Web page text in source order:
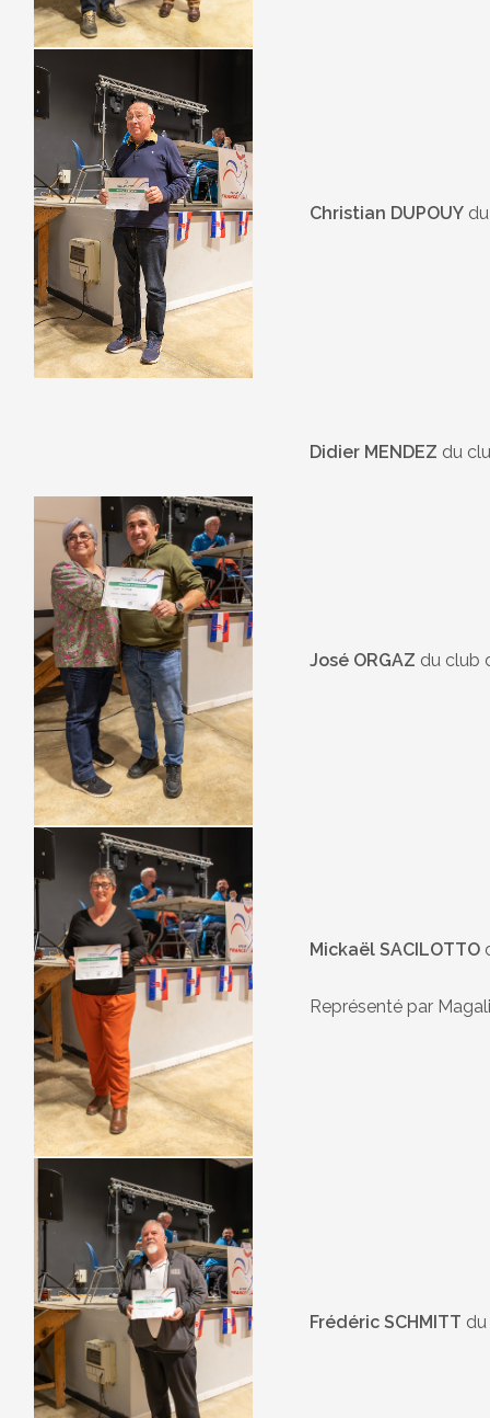
Christian DUPOUY
Didier MENDEZ du
José ORGAZ du club
Mickaël SACILOTTO
Représenté par
Frédéric SCHMITT